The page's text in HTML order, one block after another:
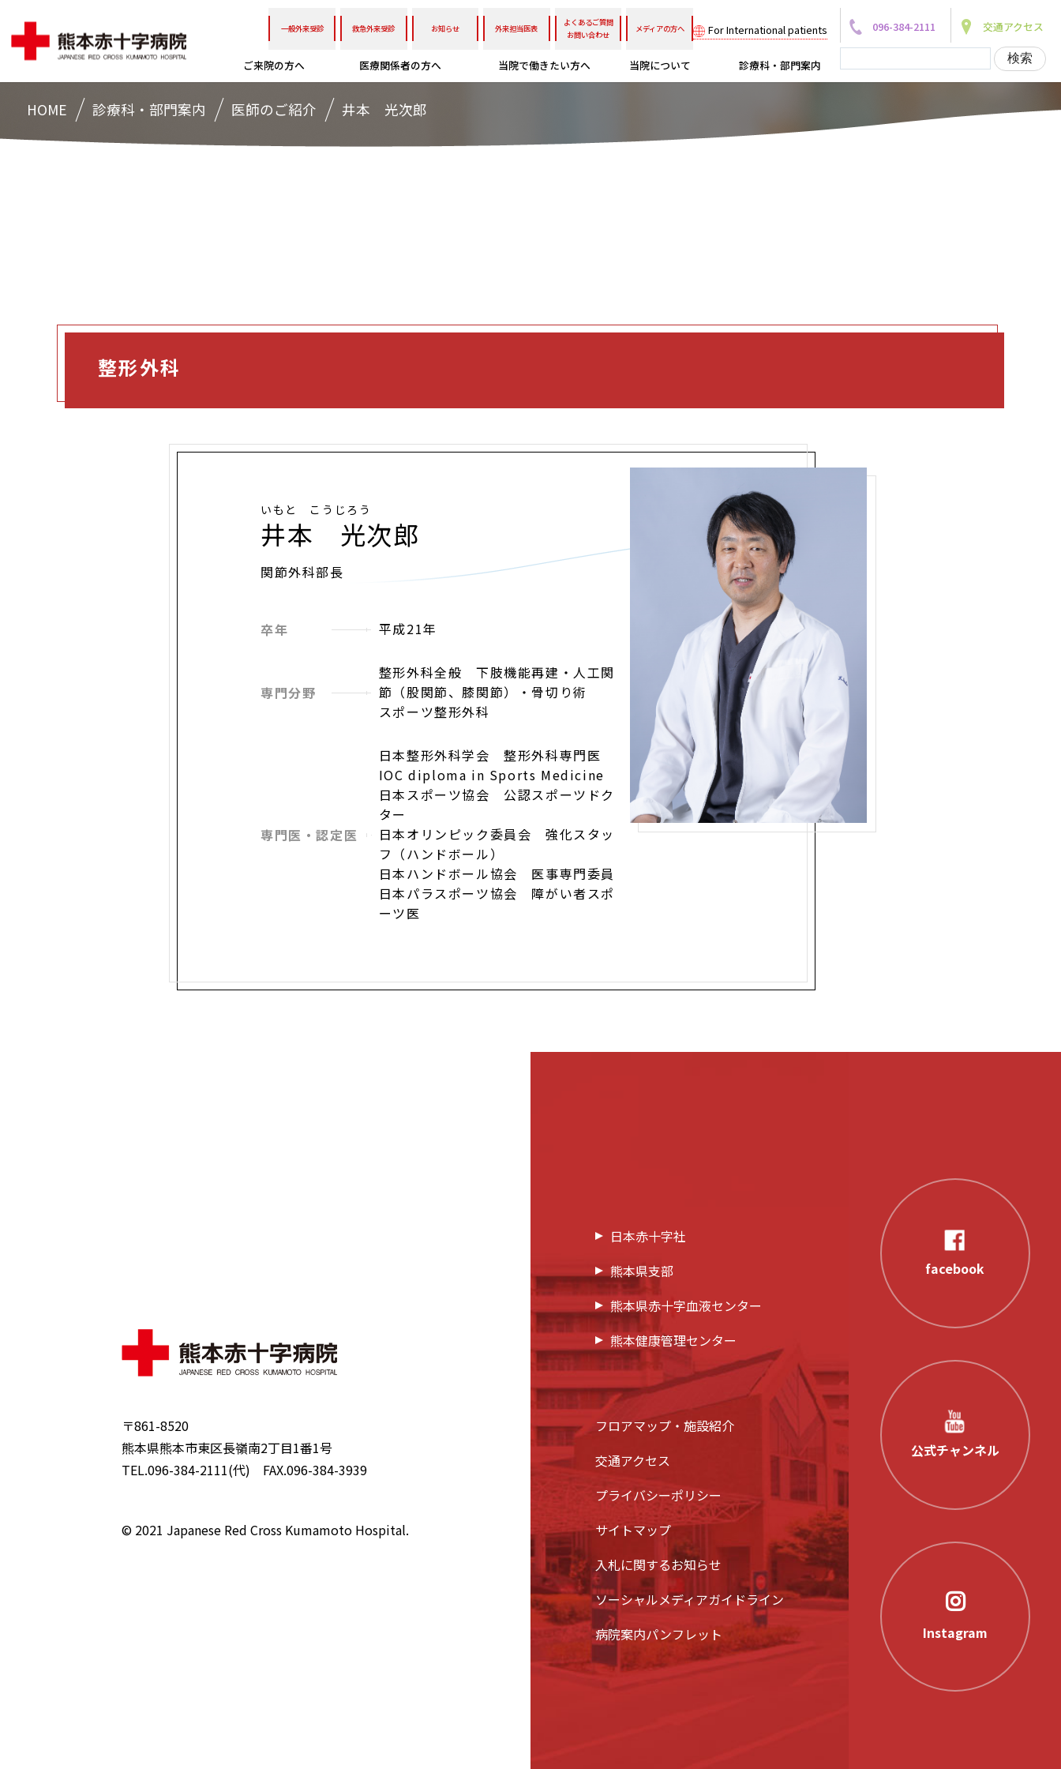
一般外来受診 救急外来受診 お知らせ 外来担当医表
よくあるご質問
お問い合わせ
メディアの方へ For International patients
ご来院の方へ 医療関係者の方へ 当院で働きたい方へ 当院について 診療科・部門案内
096-384-2111 交通アクセス
HOME 診療科・部門案内 医師のご紹介 井本 光次郎
整形外科
いもと こうじろう
井本 光次郎
関節外科部長
卒年 平成21年
専門分野
整形外科全般 下肢機能再建・人工関
節（股関節、膝関節）・骨切り術
スポーツ整形外科
専門医・認定医
日本整形外科学会 整形外科専門医
IOC diploma in Sports Medicine
日本スポーツ協会 公認スポーツドク
ター
日本オリンピック委員会 強化スタッ
フ（ハンドボール）
日本ハンドボール協会 医事専門委員
日本パラスポーツ協会 障がい者スポ
ーツ医
〒861-8520
熊本県熊本市東区長嶺南2丁目1番1号
TEL.096-384-2111(代) FAX.096-384-3939
© 2021 Japanese Red Cross Kumamoto Hospital.
日本赤十字社
熊本県支部
熊本県赤十字血液センター
熊本健康管理センター
フロアマップ・施設紹介
交通アクセス
プライバシーポリシー
サイトマップ
入札に関するお知らせ
ソーシャルメディアガイドライン
病院案内パンフレット
facebook
公式チャンネル
Instagram